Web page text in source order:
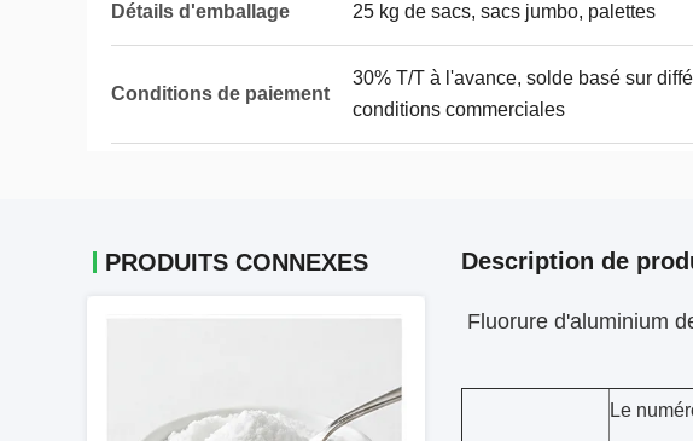
Détails d'emballage 25 kg de sacs, sacs jumbo, palettes
Conditions de paiement
30% T/T à l'avance, solde basé sur
conditions commerciales
PRODUITS CONNEXES Description de
Fluorure d'aluminium
Le